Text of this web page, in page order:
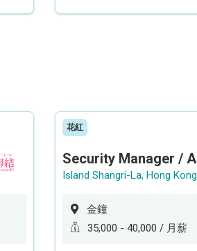
花紅
Island Shangri-La, Hong Kong
金鐘
35,000 - 40,000 / 月薪